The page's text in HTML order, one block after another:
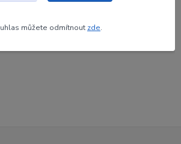
můžete odmítnout zde.